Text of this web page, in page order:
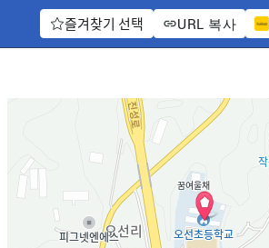
즐겨찾기 선택 URL 복사